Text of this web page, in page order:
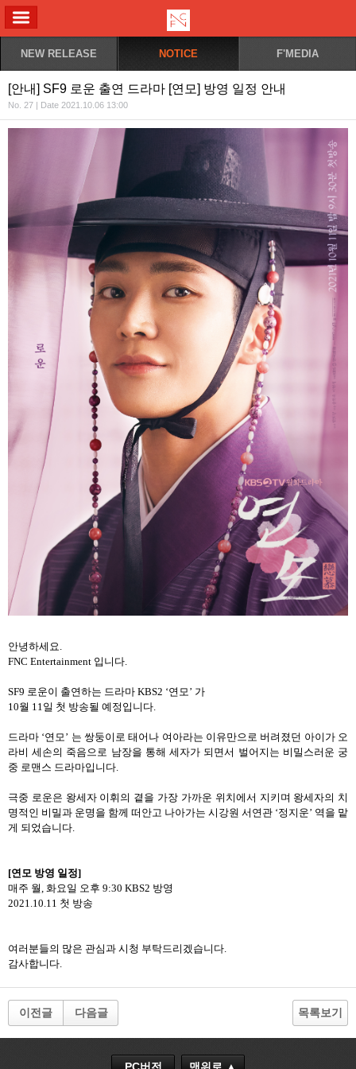
NEW RELEASE NOTICE F'MEDIA
[안내] SF9 로운 출연 드라마 [연모] 방영 일정 안내
No. 27 | Date 2021.10.06 13:00
안녕하세요.
FNC Entertainment 입니다.
SF9 로운이 출연하는 드라마 KBS2 ‘연모’ 가
10월 11일 첫 방송될 예정입니다.
드라마 ‘연모’ 는 쌍둥이로 태어나 여아라는 이유만으로 버려졌던 아이가 오
라비 세손의 죽음으로 남장을 통해 세자가 되면서 벌어지는 비밀스러운 궁
중 로맨스 드라마입니다.
극중 로운은 왕세자 이휘의 곁을 가장 가까운 위치에서 지키며 왕세자의 치
명적인 비밀과 운명을 함께 떠안고 나아가는 시강원 서연관 ‘정지운’ 역을 맡
게 되었습니다.
[연모 방영 일정]
매주 월, 화요일 오후 9:30 KBS2 방영
2021.10.11 첫 방송
여러분들의 많은 관심과 시청 부탁드리겠습니다.
감사합니다.
이전글 다음글 목록보기